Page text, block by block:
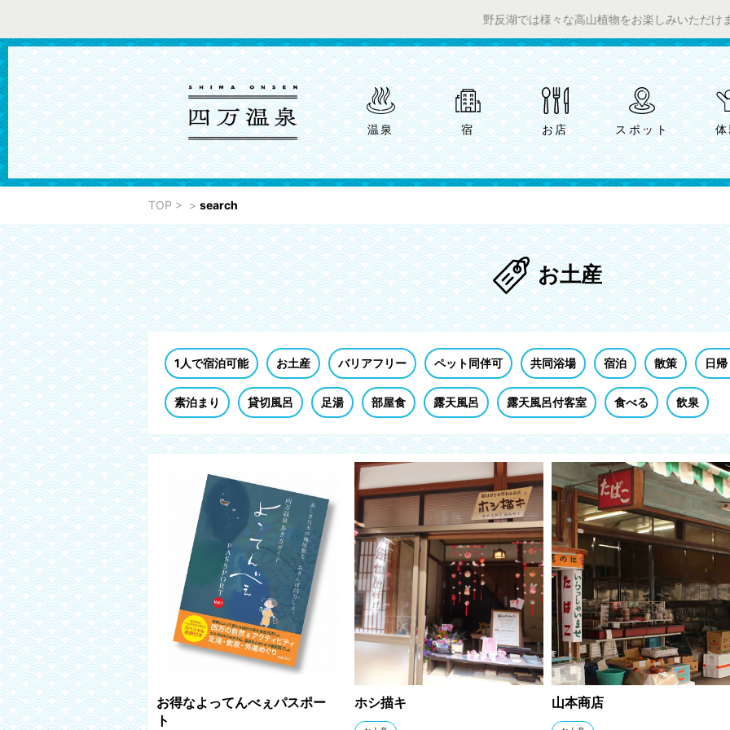
野反湖では様々な高山植物をお楽しみいただけます。 ／ チ
温泉 宿 お店 スポット
TOP > > search
お土産
1人で宿泊可能 お土産 バリアフリー ペット同伴可 共同浴場 宿泊 散策 日
素泊まり 貸切風呂 足湯 部屋食 露天風呂 露天風呂付客室 食べる 飲泉
お得なよってんべぇパスポー
ト
ホシ描キ 山本商店